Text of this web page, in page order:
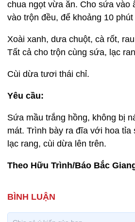
chua ngọt vừa ăn. Cho sứa vào
vào trộn đều, để khoảng 10
Xoài xanh, dưa chuột, cà rốt,
Tất cả cho trộn cùng sứa, lạc
Cùi dừa tươi thái chỉ.
Yêu cầu:
Sứa mầu trắng hồng, không bị
mát. Trình bày ra đĩa với hoa tỉa
lạc rang, cùi dừa lên trên.
Theo Hữu Trình/Báo Bắc